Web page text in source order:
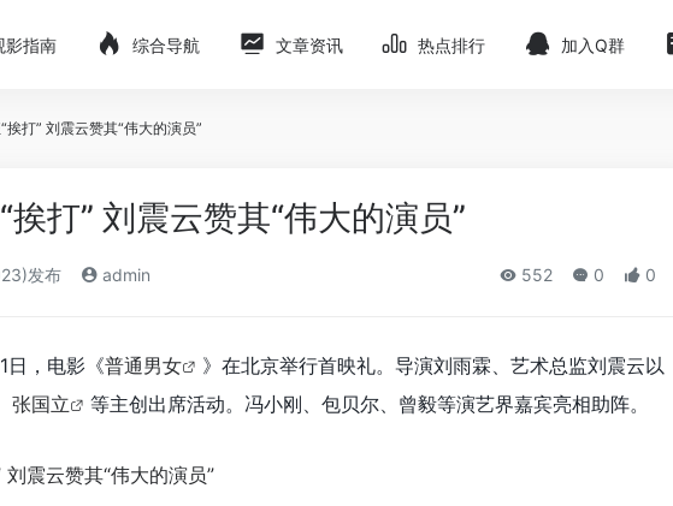
影指南 综合导航 文章资讯 热点排行 加入Q群
挨打” 刘震云赞其“伟大的演员”
打” 刘震云赞其“伟大的演员”
发布 admin 552 0 0
日，电影《普通男女
》在北京举行首映礼。导演刘雨霖、艺术总监刘震云以
张国立 等主创出席活动。冯小刚、包贝尔、曾毅等演艺界嘉宾亮相助阵。